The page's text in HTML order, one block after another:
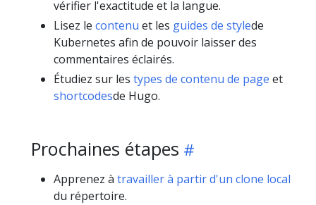
vérifier l'exactitude et la langue.
Lisez le contenu et les guides de stylede
Kubernetes afin de pouvoir laisser des
commentaires éclairés.
Étudiez sur les types de contenu de page et
shortcodesde Hugo.
Prochaines étapes
Apprenez à travailler à partir d'un clone local
du répertoire.